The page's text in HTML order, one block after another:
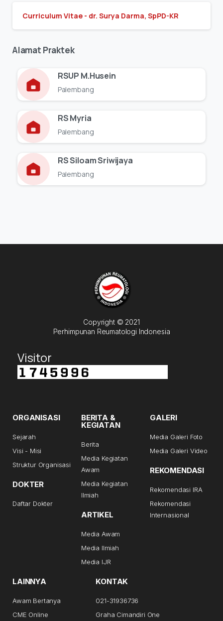
Curriculum Vitae - dr. Surya Darma, SpPD-KR
Alamat Praktek
RSUP M.Husein
Palembang
RS Myria
Palembang
RS Siloam Sriwijaya
Palembang
Copyright © 2021
Perhimpunan Reumatologi Indonesia
Visitor
ORGANISASI
Sejarah
Visi - Misi
Struktur Organisasi
DOKTER
Daftar Dokter
BERITA &
KEGIATAN
Berita
Media Kegiatan
Awam
Media Kegiatan
Ilmiah
ARTIKEL
Media Awam
Media Ilmiah
Media IJR
GALERI
Media Galeri Foto
Media Galeri Video
REKOMENDASI
Rekomendasi IRA
Rekomendasi
Internasional
LAINNYA
Awam Bertanya
CME Online
KONTAK
021-31936736
Graha Cimandiri One